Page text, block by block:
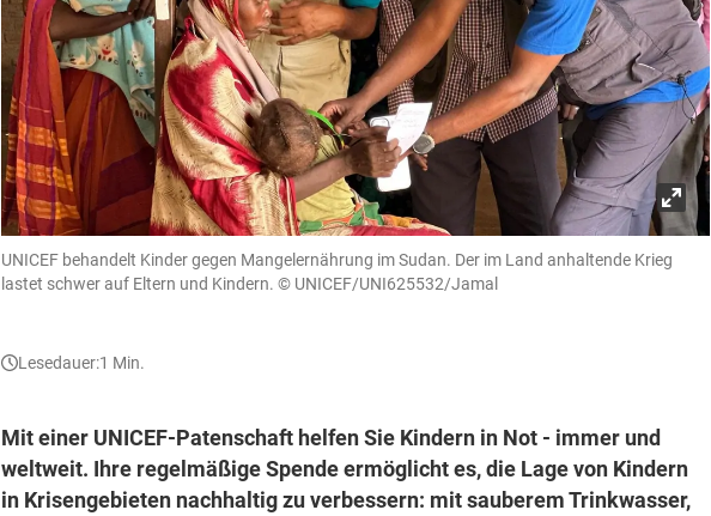
UNICEF behandelt Kinder gegen Mangelernährung im Sudan. Der im Land anhaltende Krieg
lastet schwer auf Eltern und Kindern. © UNICEF/UNI625532/Jamal
Lesedauer:1 Min.
Mit einer UNICEF-Patenschaft helfen Sie Kindern in Not - immer und
weltweit. Ihre regelmäßige Spende ermöglicht es, die Lage von Kindern
in Krisengebieten nachhaltig zu verbessern: mit sauberem Trinkwasser,